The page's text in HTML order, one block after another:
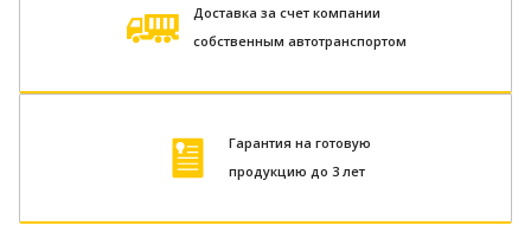
Доставка за счет компании
собственным автотранспортом
Гарантия на готовую
продукцию до 3 лет